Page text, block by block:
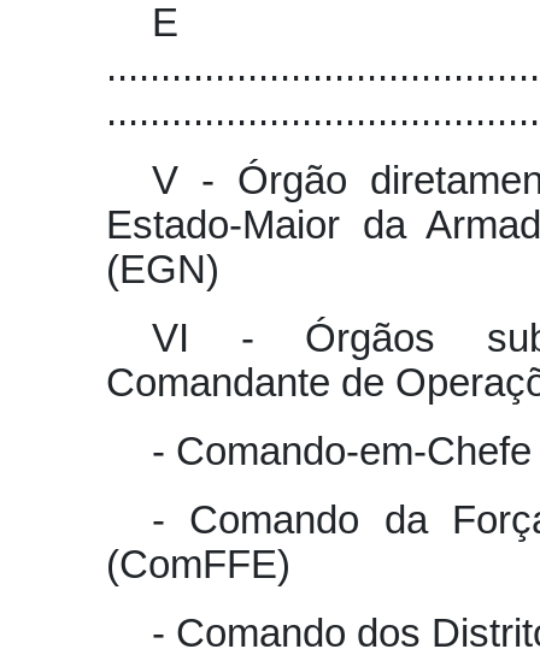
V - Órgão
Estado-Maior da
(EGN)
VI - Órgãos
Comandante de
- Comando-em-
- Comando da
(ComFFE)
- Comando dos